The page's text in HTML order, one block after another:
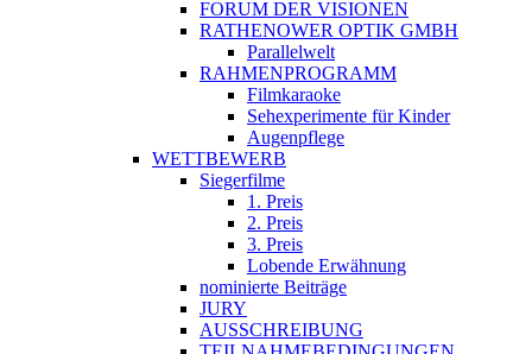
FORUM DER VISIONEN
RATHENOWER OPTIK GMBH
Parallelwelt
RAHMENPROGRAMM
Filmkaraoke
Sehexperimente für Kinder
Augenpflege
WETTBEWERB
Siegerfilme
1. Preis
2. Preis
3. Preis
Lobende Erwähnung
nominierte Beiträge
JURY
AUSSCHREIBUNG